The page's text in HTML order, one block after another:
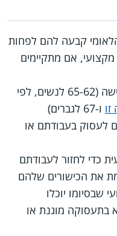
קבעה להם לפחות
מקצועי, אם מתקיימים
הם עדיין לא הגיעו לגיל פרישה (65-62 לנשים, לפי
ו-67 לגברים)
לעסוק בעבודתם או
כדי לחזור לעבודתם
את הכישורים שלהם
שבסיומו יוכלו
בתעסוקה מוגנת או